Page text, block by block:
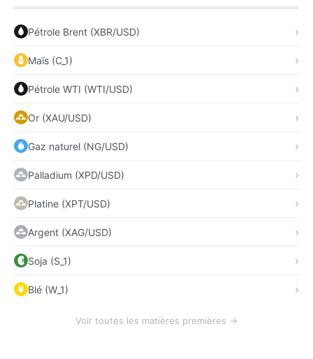
Pétrole Brent (XBR/USD)
Maïs (C_1)
Pétrole WTI (WTI/USD)
Or (XAU/USD)
Gaz naturel (NG/USD)
Palladium (XPD/USD)
Platine (XPT/USD)
Argent (XAG/USD)
Soja (S_1)
Blé (W_1)
Voir toutes les matières premières →